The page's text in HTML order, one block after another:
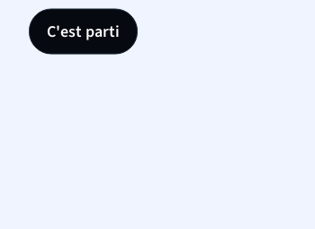
C'est parti